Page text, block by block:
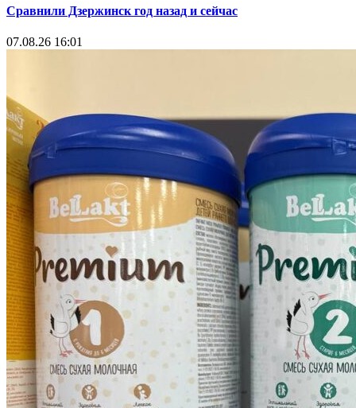
Сравнили Дзержинск год назад и сейчас
07.08.26 16:01